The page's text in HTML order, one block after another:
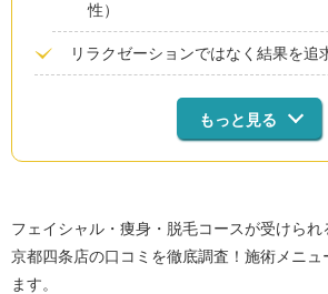
性）
リラクゼーションではなく結果を追
もっと見る
フェイシャル・痩身・脱毛コースが受けられ
京都四条店の口コミを徹底調査！施術メニ
ます。